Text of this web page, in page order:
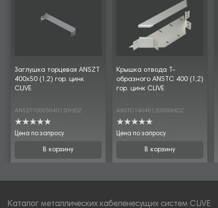
Заглушка торцевая ANSZT
400х50 (1,2) гор. цинк
CLIVE
ANSZT10005040120HDZ
Цена по запросу
В корзину
Крышка отвода Т-
образного ANSTC 400 (1,2)
гор. цинк CLIVE
ANSTC14040120000HDZ
Цена по запросу
В корзину
Каталог металлических кабеленесущих систем CLiVE